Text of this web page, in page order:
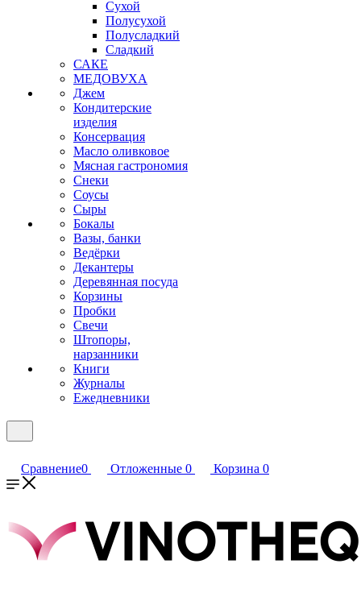
Сухой
Полусухой
Полусладкий
Сладкий
САКЕ
МЕДОВУХА
Джем
Кондитерские
изделия
Консервация
Масло оливковое
Мясная гастрономия
Снеки
Соусы
Сыры
Бокалы
Вазы, банки
Ведёрки
Декантеры
Деревянная посуда
Корзины
Пробки
Свечи
Штопоры,
нарзанники
Книги
Журналы
Ежедневники
Сравнение0 Отложенные 0 Корзина 0